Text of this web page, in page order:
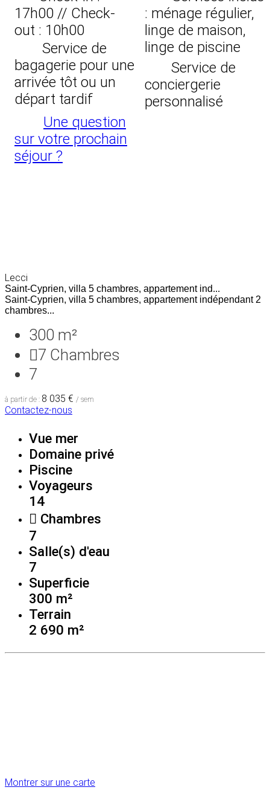
17h00 // Check-
out : 10h00
Service de
bagagerie pour une
arrivée tôt ou un
départ tardif
Une question
sur votre prochain
séjour ?
: ménage régulier,
linge de maison,
linge de piscine
Service de
conciergerie
personnalisé
Lecci
Saint-Cyprien, villa 5 chambres, appartement ind...
Saint-Cyprien, villa 5 chambres, appartement indépendant 2
chambres...
300 m²
7 Chambres
7
à partir de : 8 035 € / sem
Contactez-nous
Vue mer
Domaine privé
Piscine
Voyageurs
14
Chambres
7
Salle(s) d'eau
7
Superficie
300 m²
Terrain
2 690 m²
Montrer sur une carte